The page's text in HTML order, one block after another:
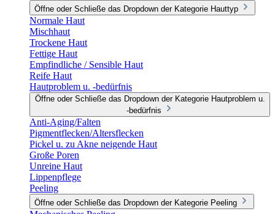
Öffne oder Schließe das Dropdown der Kategorie Hauttyp
Normale Haut
Mischhaut
Trockene Haut
Fettige Haut
Empfindliche / Sensible Haut
Reife Haut
Hautproblem u. -bedürfnis
Öffne oder Schließe das Dropdown der Kategorie Hautproblem u.
-bedürfnis
Anti-Aging/Falten
Pigmentflecken/Altersflecken
Pickel u. zu Akne neigende Haut
Große Poren
Unreine Haut
Lippenpflege
Peeling
Öffne oder Schließe das Dropdown der Kategorie Peeling